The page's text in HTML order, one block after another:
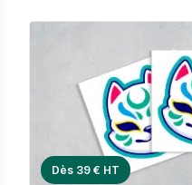
Dès 39 € HT